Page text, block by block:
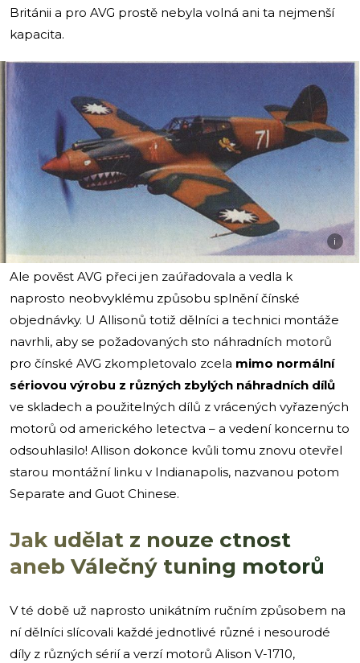
Británii a pro AVG prostě nebyla volná ani ta nejmenší
kapacita.
i
Ale pověst AVG přeci jen zaúřadovala a vedla k
naprosto neobvyklému způsobu splnění čínské
objednávky. U Allisonů totiž dělníci a technici montáže
navrhli, aby se požadovaných sto náhradních motorů
pro čínské AVG zkompletovalo zcela mimo normální
sériovou výrobu z různých zbylých náhradních dílů
ve skladech a použitelných dílů z vrácených vyřazených
motorů od amerického letectva – a vedení koncernu to
odsouhlasilo! Allison dokonce kvůli tomu znovu otevřel
starou montážní linku v Indianapolis, nazvanou potom
Separate and Guot Chinese.
Jak udělat z nouze ctnost
aneb Válečný tuning motorů
V té době už naprosto unikátním ručním způsobem na
ní dělníci slícovali každé jednotlivé různé i nesourodé
díly z různých sérií a verzí motorů Alison V-1710,